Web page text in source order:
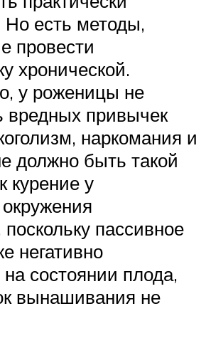
есть методы,
провести
хронической.
у роженицы не
вредных привычек
наркомания и
должно быть такой
курение у
пассивное
негативно
состоянии плода,
вынашивания не